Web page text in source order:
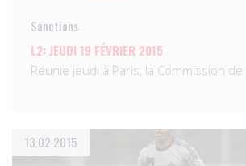
Sanctions
L2: JEUDI 19 FÉVRIER 2015
Réunie jeudi à Paris, la Commission
13.02.2015